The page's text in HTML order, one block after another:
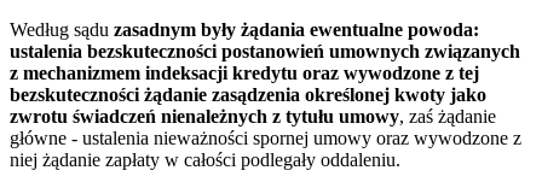
Według sądu zasadnym były żądania ewentualne powoda:
ustalenia bezskuteczności postanowień umownych związanych
z mechanizmem indeksacji kredytu oraz wywodzone z tej
bezskuteczności żądanie zasądzenia określonej kwoty jako
zwrotu świadczeń nienależnych z tytułu umowy, zaś żądanie
główne - ustalenia nieważności spornej umowy oraz wywodzone z
niej żądanie zapłaty w całości podlegały oddaleniu.